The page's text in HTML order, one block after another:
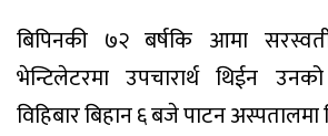
बिपिनकी ७२ बर्षकि आमा
भेन्टिलेटरमा उपचारार्थ थिईन
विहिबार बिहान ६ बजे पाटन